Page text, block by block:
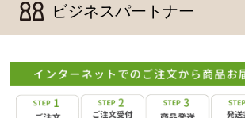
ビジネスパートナー